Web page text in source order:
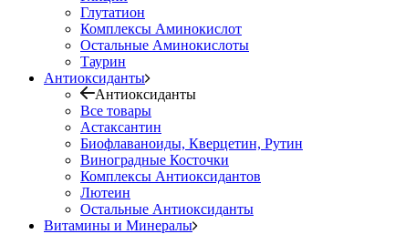
Глутатион
Комплексы Аминокислот
Остальные Аминокислоты
Таурин
Антиоксиданты
Антиоксиданты
Все товары
Астаксантин
Биофлаваноиды, Кверцетин, Рутин
Виноградные Косточки
Комплексы Антиоксидантов
Лютеин
Остальные Антиоксиданты
Витамины и Минералы